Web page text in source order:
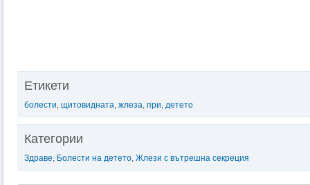
Етикети
болести, щитовидната, жлеза, при, детето
Категории
Здраве, Болести на детето, Жлези с вътрешна секреция